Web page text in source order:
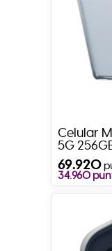
Celular
5G
69.920
34.960